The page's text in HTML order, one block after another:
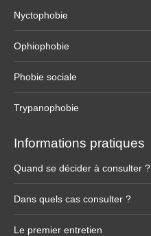
Nyctophobie
Ophiophobie
Phobie sociale
Trypanophobie
Informations pratiques
Quand se décider à consulter ?
Dans quels cas consulter ?
Le premier entretien